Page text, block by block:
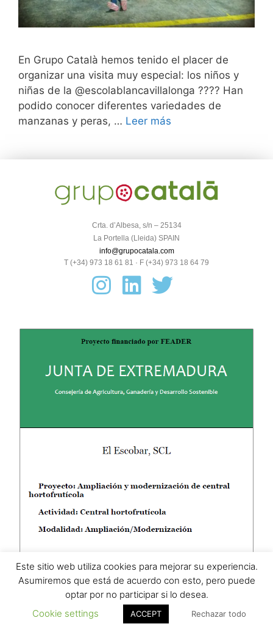
En Grupo Català hemos tenido el placer de
organizar una visita muy especial: los niños y
niñas de la @escolablancavillalonga ???? Han
podido conocer diferentes variedades de
manzanas y peras, … Leer más
Crta. d’Albesa, s/n – 25134
La Portella (Lleida) SPAIN
info@grupocatala.com
T (+34) 973 18 61 81 · F (+34) 973 18 64 79
Este sitio web utiliza cookies para mejorar su experiencia.
Asumiremos que está de acuerdo con esto, pero puede
optar por no participar si lo desea.
Cookie settings
ACCEPT Rechazar todo